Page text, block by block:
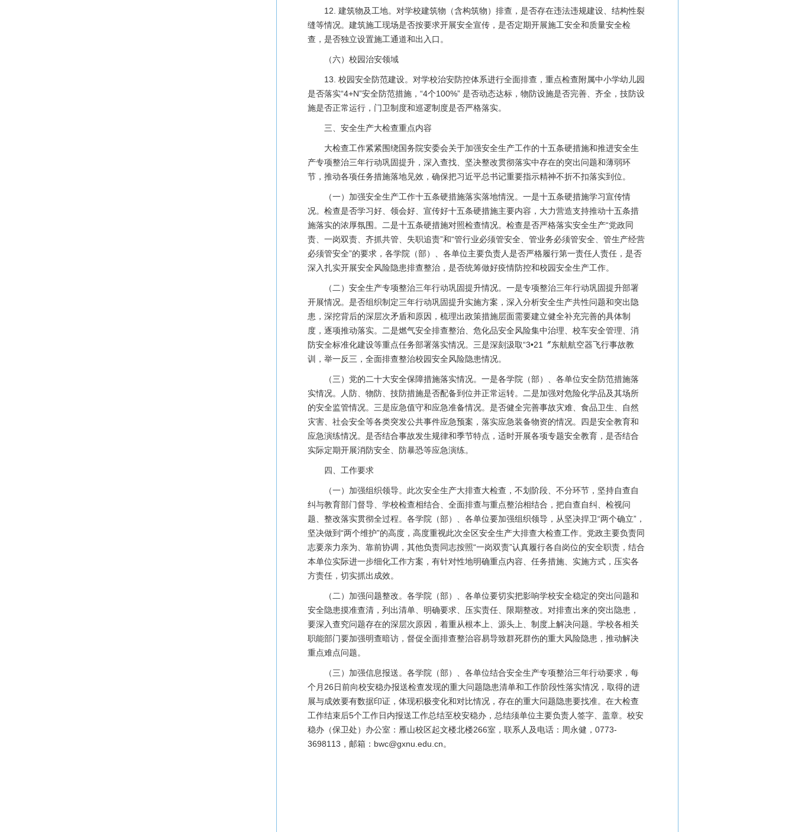
12. 建筑物及工地。对学校建筑物（含构筑物）排查，是否存在违法违规建设、结构性裂
缝等情况。建筑施工现场是否按要求开展安全宣传，是否定期开展施工安全和质量安全检
查，是否独立设置施工通道和出入口。
（六）校园治安领域
13. 校园安全防范建设。对学校治安防控体系进行全面排查，重点检查附属中小学幼儿园
是否落实“4+N”安全防范措施，“4个100%” 是否动态达标，物防设施是否完善、齐全，技防设
施是否正常运行，门卫制度和巡逻制度是否严格落实。
三、安全生产大检查重点内容
大检查工作紧紧围绕国务院安委会关于加强安全生产工作的十五条硬措施和推进安全生
产专项整治三年行动巩固提升，深入查找、坚决整改贯彻落实中存在的突出问题和薄弱环
节，推动各项任务措施落地见效，确保把习近平总书记重要指示精神不折不扣落实到位。
（一）加强安全生产工作十五条硬措施落实落地情況。一是十五条硬措施学习宣传情
况。检查是否学习好、领会好、宣传好十五条硬措施主要内容，大力营造支持推动十五条措
施落实的浓厚氛围。二是十五条硬措施对照检查情况。检查是否严格落实安全生产“党政同
责、一岗双责、齐抓共管、失职追责”和“管行业必须管安全、管业务必须管安全、管生产经营
必须管安全”的要求，各学院（部）、各单位主要负责人是否严格履行第一责任人责任，是否
深入扎实开展安全风险隐患排查整治，是否统筹做好疫情防控和校园安全生产工作。
（二）安全生产专项整治三年行动巩固提升情况。一是专项整治三年行动巩固提升部署
开展情况。是否组织制定三年行动巩固提升实施方案，深入分析安全生产共性问题和突出隐
患，深挖背后的深层次矛盾和原因，梳理出政策措施层面需要建立健全补充完善的具体制
度，逐项推动落实。二是燃气安全排查整治、危化品安全风险集中治理、校车安全管理、消
防安全标准化建设等重点任务部署落实情况。三是深刻汲取“3•21〞东航航空器飞行事故教
训，举一反三，全面排查整治校园安全风险隐患情况。
（三）党的二十大安全保障措施落实情况。一是各学院（部）、各单位安全防范措施落
实情况。人防、物防、技防措施是否配备到位并正常运转。二是加强对危险化学品及其场所
的安全监管情况。三是应急值守和应急准备情况。是否健全完善事故灾难、食品卫生、自然
灾害、社会安全等各类突发公共事件应急预案，落实应急装备物资的情况。四是安全教育和
应急演练情况。是否结合事故发生规律和季节特点，适时开展各项专题安全教育，是否结合
实际定期开展消防安全、防暴恐等应急演练。
四、工作要求
（一）加强组织领导。此次安全生产大排查大检查，不划阶段、不分环节，坚持自查自
纠与教育部门督导、学校检查相结合、全面排查与重点整治相结合，把自查自纠、检视问
题、整改落实贯彻全过程。各学院（部）、各单位要加强组织领导，从坚决捍卫“两个确立”，
坚决做到“两个维护”的高度，高度重视此次全区安全生产大排查大检查工作。党政主要负责同
志要亲力亲为、靠前协调，其他负责同志按照“一岗双责”认真履行各自岗位的安全职责，结合
本单位实际进一步细化工作方案，有针对性地明确重点内容、任务措施、实施方式，压实各
方责任，切实抓出成效。
（二）加强问题整改。各学院（部）、各单位要切实把影响学校安全稳定的突出问题和
安全隐患摸准查清，列出清单、明确要求、压实责任、限期整改。对排查出来的突出隐患，
要深入查究问题存在的深层次原因，着重从根本上、源头上、制度上解决问题。学校各相关
职能部门要加强明查暗访，督促全面排查整治容易导致群死群伤的重大风险隐患，推动解决
重点难点问题。
（三）加强信息报送。各学院（部）、各单位结合安全生产专项整治三年行动要求，每
个月26日前向校安稳办报送检查发现的重大问题隐患清单和工作阶段性落实情况，取得的进
展与成效要有数据印证，体现积极变化和对比情况，存在的重大问题隐患要找准。在大检查
工作结束后5个工作日内报送工作总结至校安稳办，总结须单位主要负责人签字、盖章。校安
稳办（保卫处）办公室：雁山校区起文楼北楼266室，联系人及电话：周永健，0773-
3698113，邮箱：bwc@gxnu.edu.cn。